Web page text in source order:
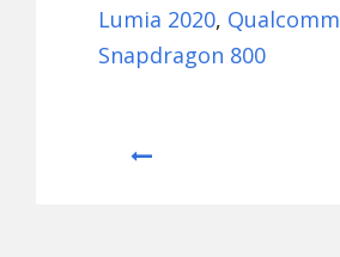
Lumia 2020, Qualcomm
Snapdragon 800